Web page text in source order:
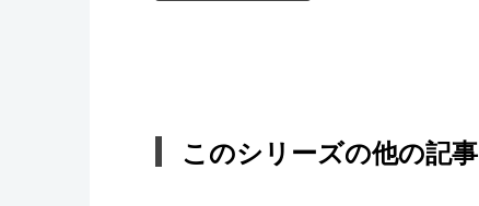
このシリーズの他の記事